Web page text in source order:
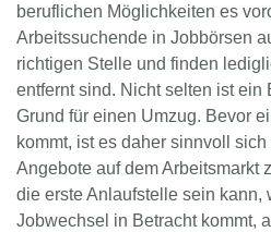
beruflichen Möglichkeiten es
Arbeitssuchende in Jobbörsen
richtigen Stelle und finden
entfernt sind. Nicht selten ist ein
Grund für einen Umzug. Bevor
kommt, ist es daher sinnvoll
Angebote auf dem Arbeitsmarkt
die erste Anlaufstelle sein kann,
Jobwechsel in Betracht kommt,